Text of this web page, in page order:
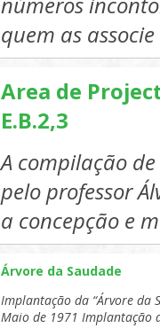
quem as
Area de
E.B.2,3
A compilação
pelo professor
a concepção e
Árvore da Saudade
Implantação da “Árvore da
Maio de 1971 Implantação